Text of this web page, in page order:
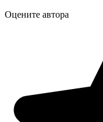
Оцените автора